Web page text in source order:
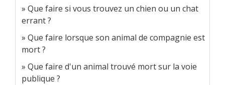
Que faire si vous trouvez un chien ou un chat
errant ?
Que faire lorsque son animal de compagnie est
mort ?
Que faire d'un animal trouvé mort sur la voie
publique ?